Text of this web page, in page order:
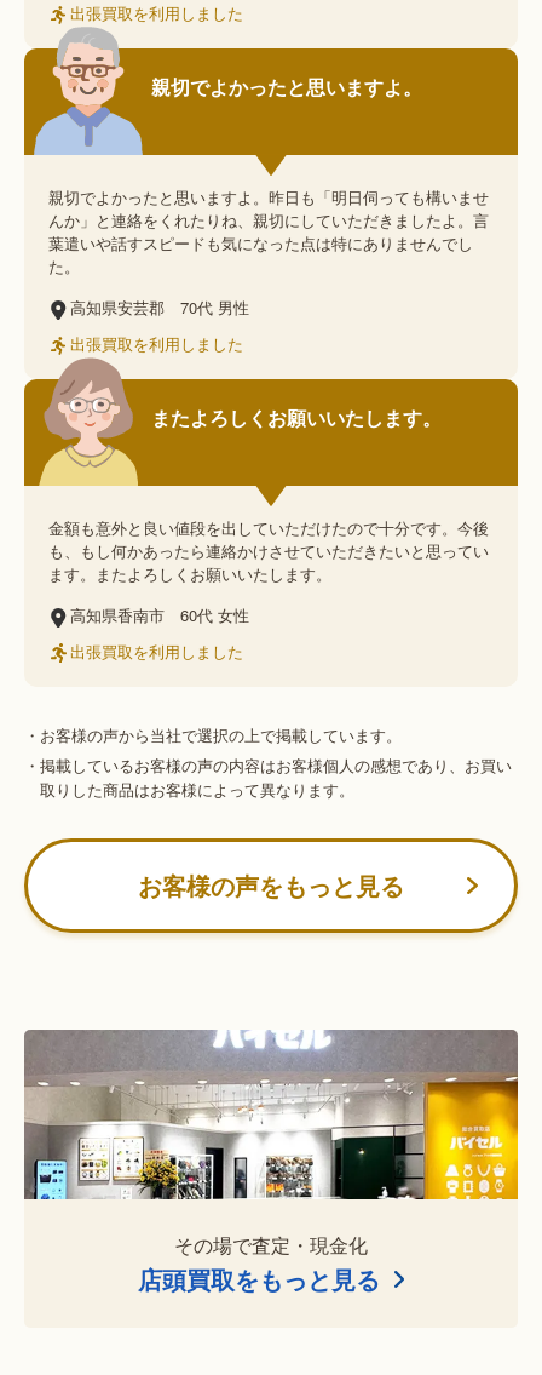
出張買取を利用しました
親切でよかったと思いますよ。
親切でよかったと思いますよ。昨日も「明日伺っても構いませ
んか」と連絡をくれたりね、親切にしていただきましたよ。言
葉遣いや話すスピードも気になった点は特にありませんでし
た。
高知県安芸郡
70代 男性
出張買取を利用しました
またよろしくお願いいたします。
金額も意外と良い値段を出していただけたので十分です。今後
も、もし何かあったら連絡かけさせていただきたいと思ってい
ます。またよろしくお願いいたします。
高知県香南市
60代 女性
出張買取を利用しました
・お客様の声から当社で選択の上で掲載しています。
・掲載しているお客様の声の内容はお客様個人の感想であり、お買い
取りした商品はお客様によって異なります。
お客様の声をもっと見る
その場で査定・現金化
店頭買取をもっと見る